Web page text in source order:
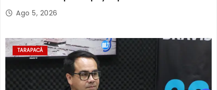
Escolar 2027
Ago 5, 2026
TARAPACÁ